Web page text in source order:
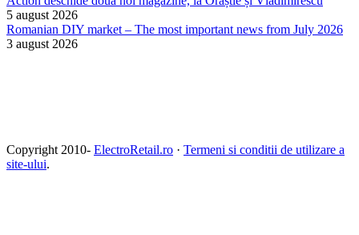
5 august 2026
Romanian DIY market – The most important news from July 2026
3 august 2026
Copyright 2010- ElectroRetail.ro · Termeni si conditii de utilizare a
site-ului.